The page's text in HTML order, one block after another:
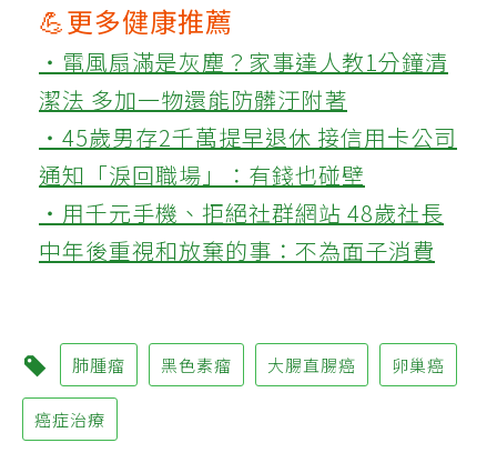
💪更多健康推薦
‧電風扇滿是灰塵？家事達人教1分鐘清
潔法 多加一物還能防髒汙附著
‧45歲男存2千萬提早退休 接信用卡公司
通知「淚回職場」：有錢也碰壁
‧用千元手機、拒絕社群網站 48歲社長
中年後重視和放棄的事：不為面子消費
肺腫瘤 黑色素瘤 大腸直腸癌 卵巢癌
癌症治療